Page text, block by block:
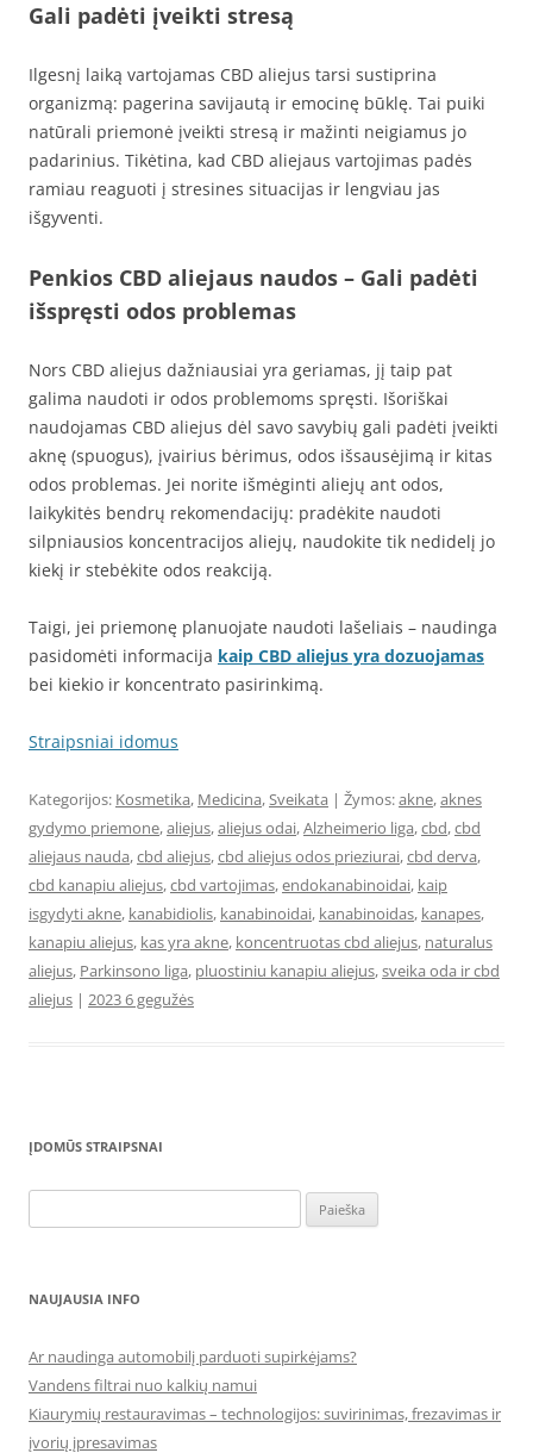
Gali padėti įveikti stresą
Ilgesnį laiką vartojamas CBD aliejus tarsi sustiprina
organizmą: pagerina savijautą ir emocinę būklę. Tai puiki
natūrali priemonė įveikti stresą ir mažinti neigiamus jo
padarinius. Tikėtina, kad CBD aliejaus vartojimas padės
ramiau reaguoti į stresines situacijas ir lengviau jas
išgyventi.
Penkios CBD aliejaus naudos – Gali padėti
išspręsti odos problemas
Nors CBD aliejus dažniausiai yra geriamas, jį taip pat
galima naudoti ir odos problemoms spręsti. Išoriškai
naudojamas CBD aliejus dėl savo savybių gali padėti įveikti
aknę (spuogus), įvairius bėrimus, odos išsausėjimą ir kitas
odos problemas. Jei norite išmėginti aliejų ant odos,
laikykitės bendrų rekomendacijų: pradėkite naudoti
silpniausios koncentracijos aliejų, naudokite tik nedidelį jo
kiekį ir stebėkite odos reakciją.
Taigi, jei priemonę planuojate naudoti lašeliais – naudinga
pasidomėti informacija kaip CBD aliejus yra dozuojamas
bei kiekio ir koncentrato pasirinkimą.
Straipsniai idomus
Kategorijos: Kosmetika, Medicina,Sveikata | Žymos:akne,aknes
gydymo priemone,aliejus,aliejus odai,Alzheimerio liga,cbd,cbd
aliejaus nauda,cbd aliejus,cbd aliejus odos prieziurai,cbd derva,
cbd kanapiu aliejus,cbd vartojimas,endokanabinoidai, kaip
isgydyti akne, kanabidiolis, kanabinoidai, kanabinoidas, kanapes,
kanapiu aliejus, kas yra akne, koncentruotas cbd aliejus, naturalus
aliejus, Parkinsono liga, pluostiniu kanapiu aliejus,sveika oda ir cbd
aliejus | 2023 6 gegužės
ĮDOMŪS STRAIPSNAI
NAUJAUSIA INFO
Ar naudinga automobilį parduoti supirkėjams?
Vandens filtrai nuo kalkių namui
Kiaurymių restauravimas – technologijos: suvirinimas, frezavimas ir
įvorių įpresavimas